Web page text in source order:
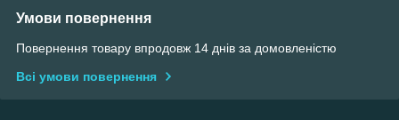
Умови повернення
Повернення товару впродовж 14 днів за домовленістю
Всі умови повернення